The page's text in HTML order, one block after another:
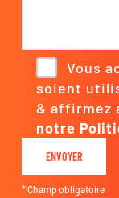
Vous
soient
& affirmez
notre
* Champ obligatoire